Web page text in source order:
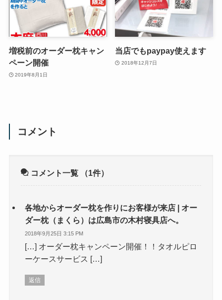
増税前のオーダー枕キャン
ペーン開催
2019年8月1日
当店でもpaypay使えます
2018年12月7日
コメント
コメント一覧 （1件）
各地からオーダー枕を作りにお客様が来店 | オー
ダー枕（まくら）は広島市の木村寝具店へ。
2018年9月25日 3:15 PM
[…] オーダー枕キャンペーン開催！！タオルピロ
ーケースサービス […]
返信